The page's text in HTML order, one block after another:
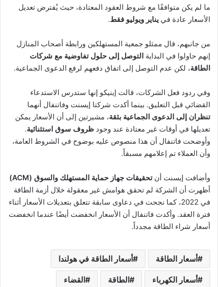
ما لم يكن متوافقًا مع شروط العقود المعتادة، حيث يُفترض تعديل
الأسعار عادة في يناير ويوليو فقط.
من جانبهم، قال ممثلو جمعية المستهلكين ورابطة أصحاب المنازل
إنهم حاولوا في البداية التوصل إلى حلول تفاوضية مع شركات
الطاقة، لكن عدم التوصل إلى اتفاق دفعهم لرفع الدعوى الجماعية.
وفي ردود فعل الشركات، قالت إينيكو إنها ستدرس الاستدعاء
القضائي قبل التعليق. بينما أكدت شركتا إيسنت وفاتنفال أنهما
تنظران إلى الدعوى الجماعية بثقة، مشيرتين إلى أن الأسعار يمكن
تعديلها في أوقات غير معتادة عند وجود ظروف سوق استثنائية.
وأوضحت فاتنفال أن هذا منصوص عليه بوضوح في الشروط العامة،
وأن العملاء تم إعلامهم مسبقاً.
وأضافت إيسنت أنتحقيقات جهاز حماية المستهلك والسوق (ACM)
أظهرت أن الشركة لم تحقق هوامش غير معقولة خلال أزمة الطاقة
في 2022، كما نجحت في دعاوى سابقة تتعلق بتعديلات الأسعار أثناء
فترة العقد. وأكدت فاتنفال أن الأسعار انخفضت أيضًا عندما انخفضت
أسعار شراء الطاقة مجدداً.
أسعار الطاقة أسعار الطاقة في هولندا
أسعار الكهرباء الطاقة القضاء